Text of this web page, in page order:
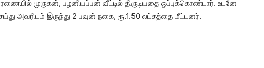
முருகன், பழனியப்பன் வீட்டில் திருடியதை ஒப்புக்கொண்டார். உடனே
அவரிடம் இருந்து 2 பவுன் நகை, ரூ.1.50 லட்சத்தை மீட்டனர்.